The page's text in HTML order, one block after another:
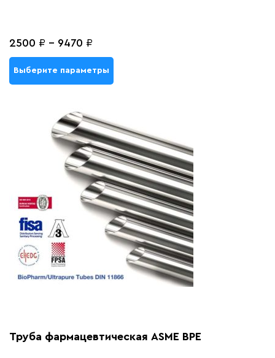
2500 ₽ - 9470 ₽
Выберите параметры
Труба фармацевтическая ASME BPE